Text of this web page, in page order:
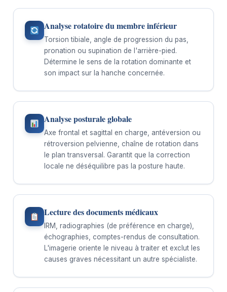
Analyse rotatoire du membre inférieur
Torsion tibiale, angle de progression du pas,
pronation ou supination de l'arrière-pied.
Détermine le sens de la rotation dominante et
son impact sur la hanche concernée.
Analyse posturale globale
Axe frontal et sagittal en charge, antéversion ou
rétroversion pelvienne, chaîne de rotation dans
le plan transversal. Garantit que la correction
locale ne déséquilibre pas la posture haute.
Lecture des documents médicaux
IRM, radiographies (de préférence en charge),
échographies, comptes-rendus de consultation.
L'imagerie oriente le niveau à traiter et exclut les
causes graves nécessitant un autre spécialiste.